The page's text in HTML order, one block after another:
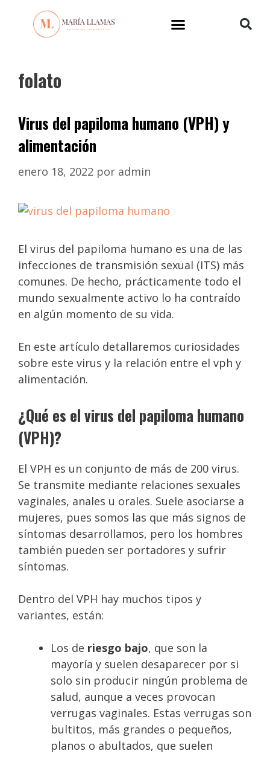
folato
Virus del papiloma humano (VPH) y
alimentación
enero 18, 2022 por admin
El virus del papiloma humano es una de las
infecciones de transmisión sexual (ITS) más
comunes. De hecho, prácticamente todo el
mundo sexualmente activo lo ha contraído
en algún momento de su vida.
En este artículo detallaremos curiosidades
sobre este virus y la relación entre el vph y
alimentación.
¿Qué es el virus del papiloma humano
(VPH)?
El VPH es un conjunto de más de 200 virus.
Se transmite mediante relaciones sexuales
vaginales, anales u orales. Suele asociarse a
mujeres, pues somos las que más signos de
síntomas desarrollamos, pero los hombres
también pueden ser portadores y sufrir
síntomas.
Dentro del VPH hay muchos tipos y
variantes, están:
Los de riesgo bajo, que son la
mayoría y suelen desaparecer por si
solo sin producir ningún problema de
salud, aunque a veces provocan
verrugas vaginales. Estas verrugas son
bultitos, más grandes o pequeños,
planos o abultados, que suelen